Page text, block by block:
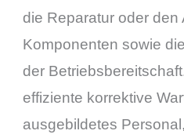
die Reparatur oder
Komponenten sowie
der
effiziente korrektive
ausgebildetes